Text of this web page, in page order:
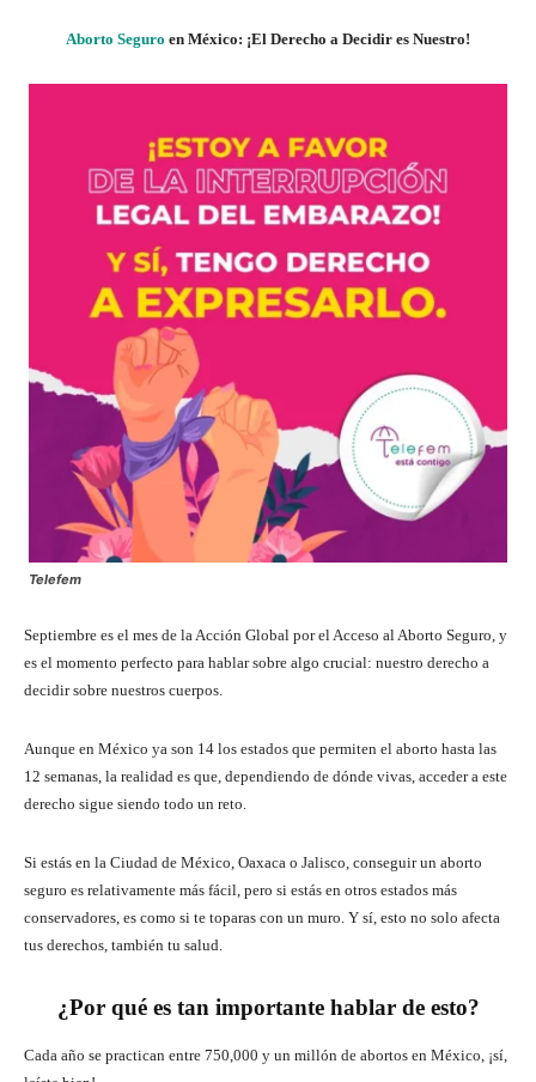
Aborto Seguro en México: ¡El Derecho a Decidir es Nuestro!
Telefem
Septiembre es el mes de la Acción Global por el Acceso al Aborto Seguro, y
es el momento perfecto para hablar sobre algo crucial: nuestro derecho a
decidir sobre nuestros cuerpos.
Aunque en México ya son 14 los estados que permiten el aborto hasta las
12 semanas, la realidad es que, dependiendo de dónde vivas, acceder a este
derecho sigue siendo todo un reto.
Si estás en la Ciudad de México, Oaxaca o Jalisco, conseguir un aborto
seguro es relativamente más fácil, pero si estás en otros estados más
conservadores, es como si te toparas con un muro. Y sí, esto no solo afecta
tus derechos, también tu salud.
¿Por qué es tan importante hablar de esto?
Cada año se practican entre 750,000 y un millón de abortos en México, ¡sí,